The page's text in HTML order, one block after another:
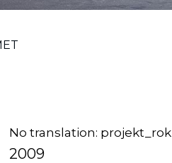
No translation: projekt_rok
2009